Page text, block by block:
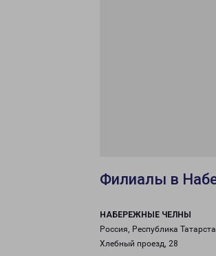
Филиалы в
НАБЕРЕЖНЫЕ ЧЕЛНЫ
Россия, Республика
Хлебный проезд, 28